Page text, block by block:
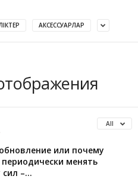
АКСЕССУАРЛАР
All
или почему
менять
–...